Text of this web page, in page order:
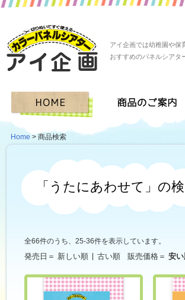
アイ企画では幼稚園や保
おすすめのパネルシアタ
Home > 商品検索
「うたにあわせて」の
全66件のうち、25-36件を表示しています。
発売日＝ 新しい順 古い順 販売価格＝ 安